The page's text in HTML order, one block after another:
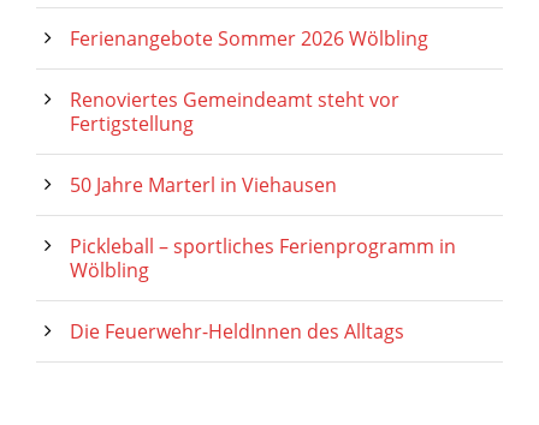
Ferienangebote Sommer 2026 Wölbling
Renoviertes Gemeindeamt steht vor
Fertigstellung
50 Jahre Marterl in Viehausen
Pickleball – sportliches Ferienprogramm in
Wölbling
Die Feuerwehr-HeldInnen des Alltags